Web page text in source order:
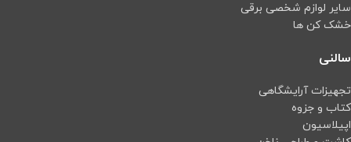
سایر لوازم شخصی برقی
خشک کن ها
سالنی
تجهیزات آرایشگاهی
کتاب و جزوه
اپیلاسیون